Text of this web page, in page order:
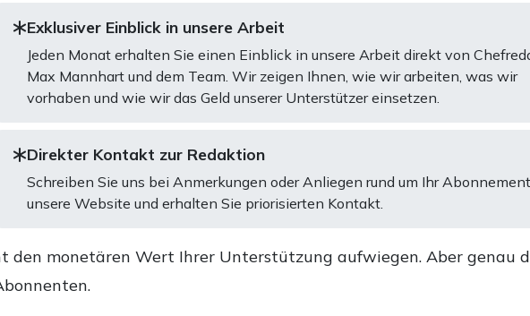
Exklusiver Einblick in unsere Arbeit
Jeden Monat erhalten Sie einen Einblick in unsere Arbeit direkt von
Max Mannhart und dem Team. Wir zeigen Ihnen, wie wir arbeiten, was wir
vorhaben und wie wir das Geld unserer Unterstützer einsetzen.
Direkter Kontakt zur Redaktion
Schreiben Sie uns bei Anmerkungen oder Anliegen rund um Ihr
unsere Website und erhalten Sie priorisierten Kontakt.
den monetären Wert Ihrer Unterstützung aufwiegen. Aber genau